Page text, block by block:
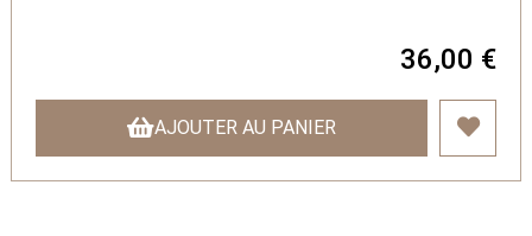
36,00 €
AJOUTER AU PANIER